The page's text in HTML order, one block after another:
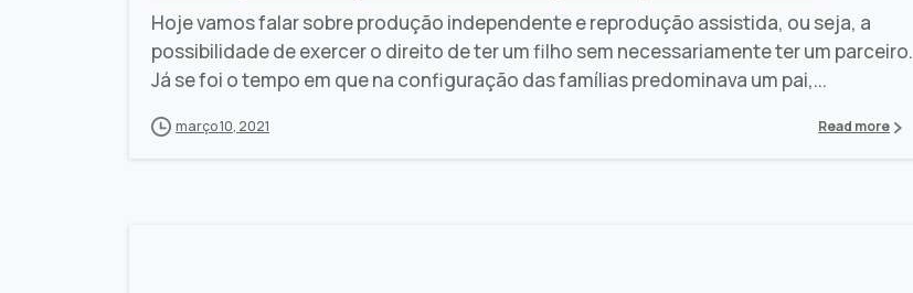
Hoje vamos falar sobre produção independente e reprodução assistida, ou seja, a
possibilidade de exercer o direito de ter um filho sem necessariamente ter um parceiro.
Já se foi o tempo em que na configuração das famílias predominava um pai,...
março 10, 2021 Read more